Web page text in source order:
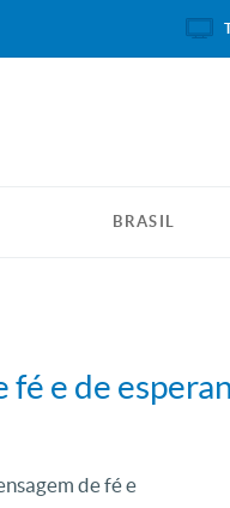
BRASIL
e de
de fé e